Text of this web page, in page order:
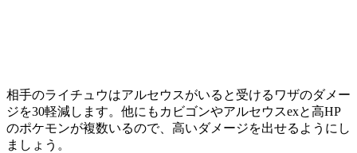
相手のライチュウはアルセウスがいると受けるワザのダメー
ジを30軽減します。他にも カビゴンやアルセウスexと高HP
のポケモンが複数いるので、高いダメージを出せるようにし
ましょう。